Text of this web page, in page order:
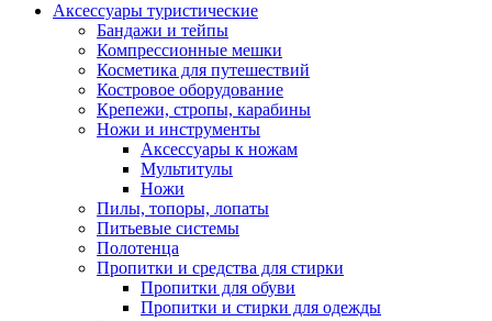
Аксессуары туристические
Бандажи и тейпы
Компрессионные мешки
Косметика для путешествий
Костровое оборудование
Крепежи, стропы, карабины
Ножи и инструменты
Аксессуары к ножам
Мультитулы
Ножи
Пилы, топоры, лопаты
Питьевые системы
Полотенца
Пропитки и средства для стирки
Пропитки для обуви
Пропитки и стирки для одежды